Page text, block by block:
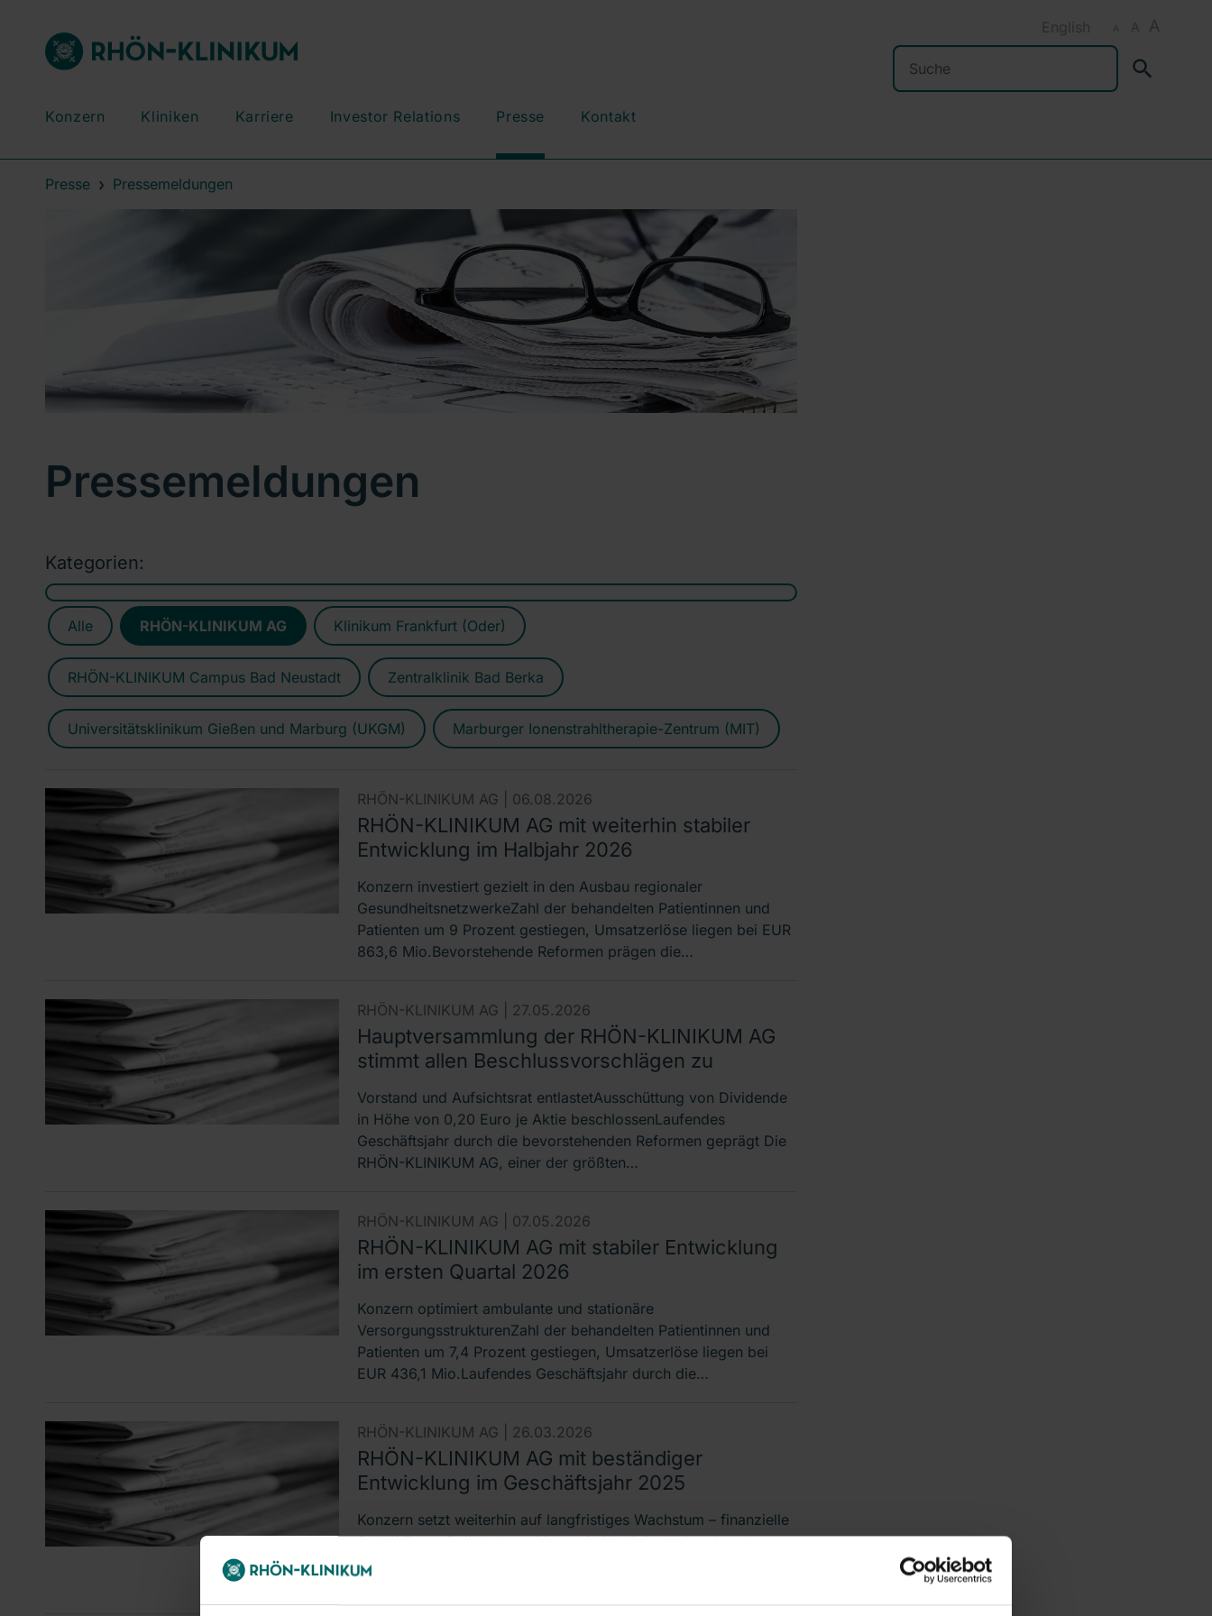
A A A
English
Suchen
Konzern Kliniken Karriere Investor Relations Presse Kontakt
Presse Pressemeldungen
Pressemeldungen
Kategorien:
Alle RHÖN-KLINIKUM AG Klinikum Frankfurt (Oder)
RHÖN-KLINIKUM Campus Bad Neustadt Zentralklinik Bad Berka
Universitätsklinikum Gießen und Marburg (UKGM) Marburger Ionenstrahltherapie-Zentrum (MIT)
RHÖN-KLINIKUM AG | 06.08.2026
RHÖN-KLINIKUM AG mit weiterhin stabiler
Entwicklung im Halbjahr 2026
Konzern investiert gezielt in den Ausbau regionaler
GesundheitsnetzwerkeZahl der behandelten Patientinnen und
Patienten um 9 Prozent gestiegen, Umsatzerlöse liegen bei EUR
863,6 Mio.Bevorstehende Reformen prägen die…
RHÖN-KLINIKUM AG | 27.05.2026
Hauptversammlung der RHÖN-KLINIKUM AG
stimmt allen Beschlussvorschlägen zu
Vorstand und Aufsichtsrat entlastetAusschüttung von Dividende
in Höhe von 0,20 Euro je Aktie beschlossenLaufendes
Geschäftsjahr durch die bevorstehenden Reformen geprägt Die
RHÖN-KLINIKUM AG, einer der größten…
RHÖN-KLINIKUM AG | 07.05.2026
RHÖN-KLINIKUM AG mit stabiler Entwicklung
im ersten Quartal 2026
Konzern optimiert ambulante und stationäre
VersorgungsstrukturenZahl der behandelten Patientinnen und
Patienten um 7,4 Prozent gestiegen, Umsatzerlöse liegen bei
EUR 436,1 Mio.Laufendes Geschäftsjahr durch die…
RHÖN-KLINIKUM AG | 26.03.2026
RHÖN-KLINIKUM AG mit beständiger
Entwicklung im Geschäftsjahr 2025
Konzern setzt weiterhin auf langfristiges Wachstum – finanzielle
Stabilität ermöglicht Investitionen in Medizin-Hightech und neue
VersorgungsstrukturenSteigerung der Umsatzerlöse um 6,8 %